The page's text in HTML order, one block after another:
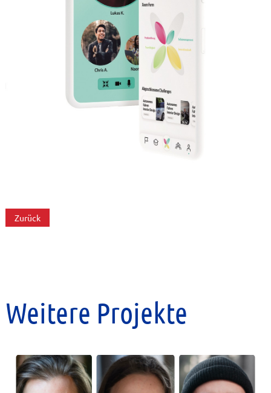
Zurück
Weitere Projekte